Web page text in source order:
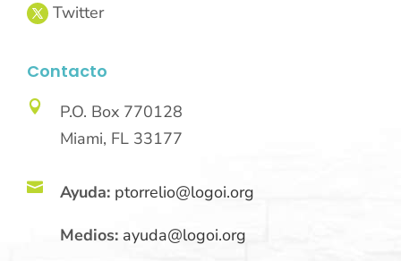
Contacto

P.O. Box 770128
Miami, FL 33177
 Ayuda: ptorrelio@logoi.org
Medios: ayuda@logoi.org